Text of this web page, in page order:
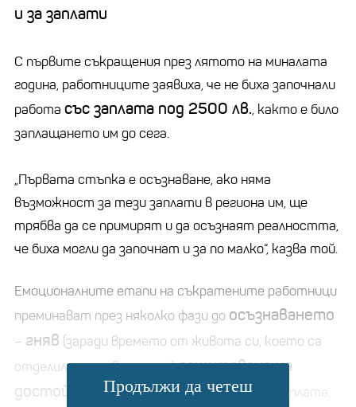
и за заплати
С първите съкращения през лятото на миналата
година, работниците заявиха, че не биха започнали
работа със заплата под 2500 лв., както е било
заплащането им до сега.
„Първата стъпка е осъзнаване, ако няма
възможност за тези заплати в региона им, ще
трябва да се примирят и да осъзнаят реалността,
че биха могли да започнат и за по малко“, казва той.
Емоционалните етапи на съкратените работници
преминават през няколко фази до осъзнаването
– гняв (заради времето от живота си, което са
отделили за това място),защитаване на
достойнство(аз съм работил на тази заплата,
Продължи да четеш